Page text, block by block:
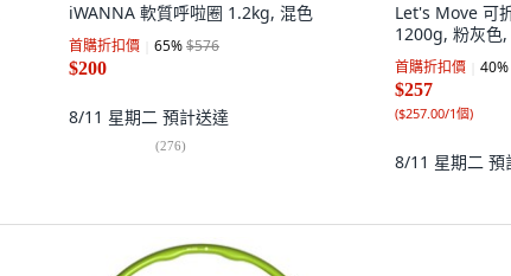
iWANNA 軟質呼啦圈 1.2kg, 混色
首購折扣價 65%$576
$200
8/11 星期二 預計送達
(276)
Let's Move 可
1200g, 粉灰色
首購折扣價 40%
$257
($257.00/1個)
8/11 星期二 預